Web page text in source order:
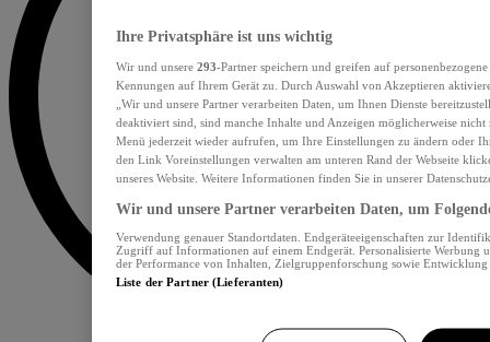
Ihre Privatsphäre ist uns wichtig
Wir und unsere 293-Partner speichern und greifen auf
Kennungen auf Ihrem Gerät zu. Durch Auswahl von Akzeptieren
„Wir und unsere Partner verarbeiten Daten, um Ihnen Dienste
deaktiviert sind, sind manche Inhalte und Anzeigen möglicherweise nicht
Menü jederzeit wieder aufrufen, um Ihre Einstellungen zu ändern oder
den Link Voreinstellungen verwalten am unteren Rand der Webseite
unseres Website. Weitere Informationen finden Sie in unserer
Wir und unsere Partner verarbeiten Daten, um
Verwendung genauer Standortdaten. Endgeräteeigenschaften zur
Zugriff auf Informationen auf einem Endgerät. Personalisierte Werbung
der Performance von Inhalten, Zielgruppenforschung sowie
Liste der Partner (Lieferanten)